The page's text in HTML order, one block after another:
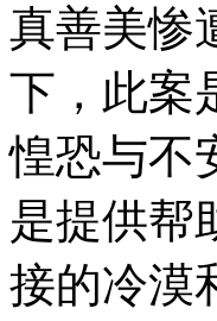
真善美惨
下，此案
惶恐与不
是提供帮
接的冷漠